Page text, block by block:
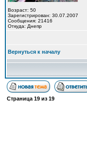
Возраст: 50
Зарегистрирован: 30.07.2007
Сообщения: 21416
Откуда: Днепр
Вернуться к началу
Страница 19 из 19